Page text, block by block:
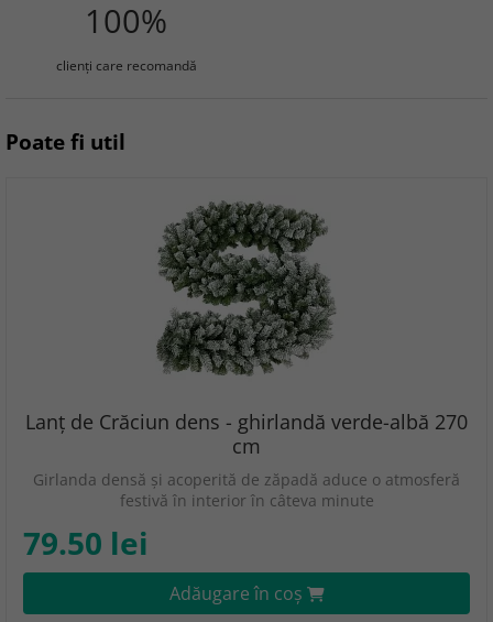
100%
clienţi care recomandă
Poate fi util
Lanț de Crăciun dens - ghirlandă verde-albă 270
cm
Girlanda densă și acoperită de zăpadă aduce o atmosferă
festivă în interior în câteva minute
79.50 lei
Adăugare în coş